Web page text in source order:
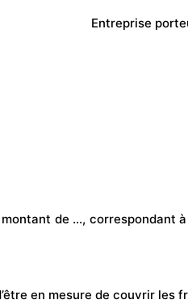
Entreprise
de …, correspondant
en mesure de couvrir les